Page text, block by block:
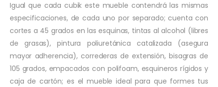
Igual que cada cubik este mueble contendrá las mismas
especificaciones, de cada uno por separado; cuenta con
cortes a 45 grados en las esquinas, tintas al alcohol (libres
de grasas), pintura poliuretánica catalizada (asegura
mayor adherencia), correderas de extensión, bisagras de
105 grados, empacados con polifoam, esquineros rígidos y
caja de cartón; es el mueble ideal para que formes tus